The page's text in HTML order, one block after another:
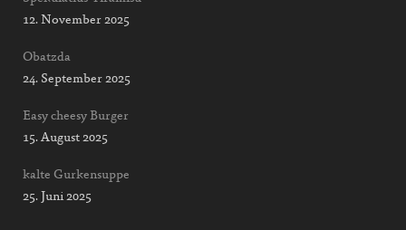
12. November 2025
Obatzda
24. September 2025
Easy cheesy Burger
15. August 2025
kalte Gurkensuppe
25. Juni 2025